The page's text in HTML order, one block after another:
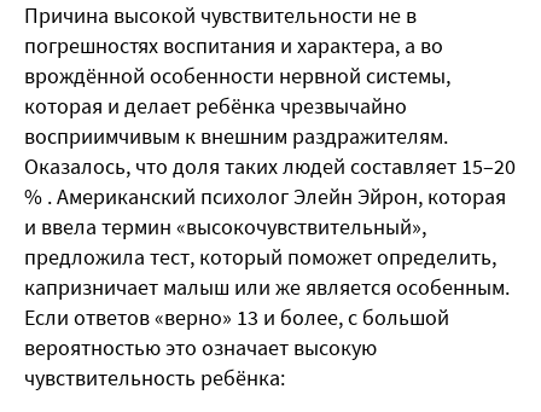
Причина высокой чувствительности не в
погрешностях воспитания и характера, а во
врождённой особенности нервной системы,
которая и делает ребёнка чрезвычайно
восприимчивым к внешним раздражителям.
Оказалось, что доля таких людей составляет 15–20
% . Американский психолог Элейн Эйрон, которая
и ввела термин «высокочувствительный»,
предложила тест, который поможет определить,
капризничает малыш или же является особенным.
Если ответов «верно» 13 и более, с большой
вероятностью это означает высокую
чувствительность ребёнка: